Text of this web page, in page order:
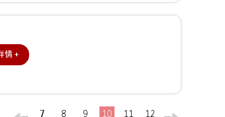
情＋
7 8 9 10 11 12